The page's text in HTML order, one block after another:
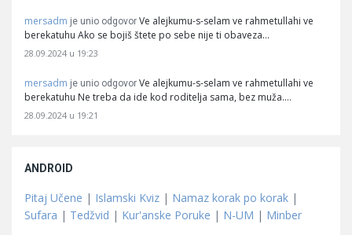
mersadm je unio odgovor Ve alejkumu-s-selam ve rahmetullahi ve
berekatuhu Ako se bojiš štete po sebe nije ti obaveza…
28.09.2024 u 19:23
mersadm je unio odgovor Ve alejkumu-s-selam ve rahmetullahi ve
berekatuhu Ne treba da ide kod roditelja sama, bez muža.…
28.09.2024 u 19:21
ANDROID
Pitaj Učene | Islamski Kviz | Namaz korak po korak |
Sufara | Tedžvid | Kur'anske Poruke | N-UM | Minber